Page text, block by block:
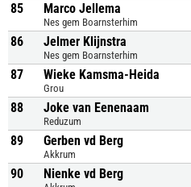
85 Marco Jellema
Nes gem Boarnsterhim
86 Jelmer Klijnstra
Nes gem Boarnsterhim
87 Wieke Kamsma-Heida
Grou
88 Joke van Eenenaam
Reduzum
89 Gerben vd Berg
Akkrum
90 Nienke vd Berg